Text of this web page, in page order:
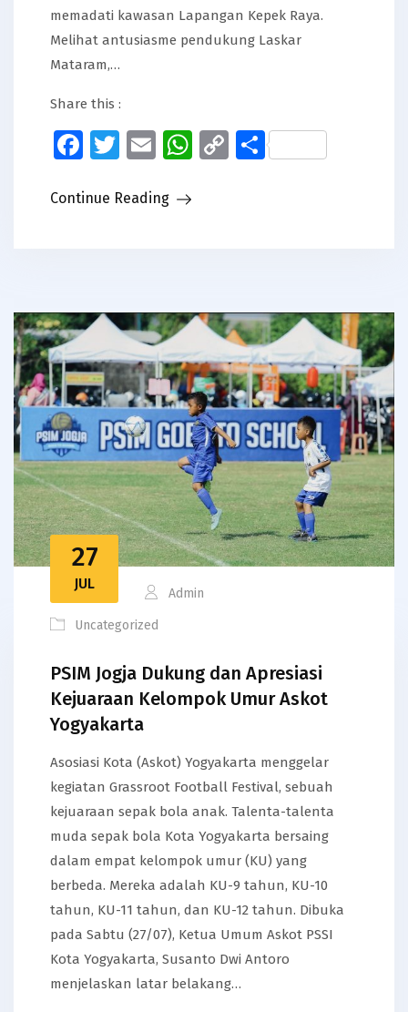
memadati kawasan Lapangan Kepek Raya.
Melihat antusiasme pendukung Laskar
Mataram,…
Share this :
Facebook
Twitter
EmailWhatsApp
CopyShare
Continue Reading
27
JUL
Admin
Uncategorized
PSIM Jogja Dukung dan Apresiasi
Kejuaraan Kelompok Umur Askot
Yogyakarta
Asosiasi Kota (Askot) Yogyakarta menggelar
kegiatan Grassroot Football Festival, sebuah
kejuaraan sepak bola anak. Talenta-talenta
muda sepak bola Kota Yogyakarta bersaing
dalam empat kelompok umur (KU) yang
berbeda. Mereka adalah KU-9 tahun, KU-10
tahun, KU-11 tahun, dan KU-12 tahun. Dibuka
pada Sabtu (27/07), Ketua Umum Askot PSSI
Kota Yogyakarta, Susanto Dwi Antoro
menjelaskan latar belakang…